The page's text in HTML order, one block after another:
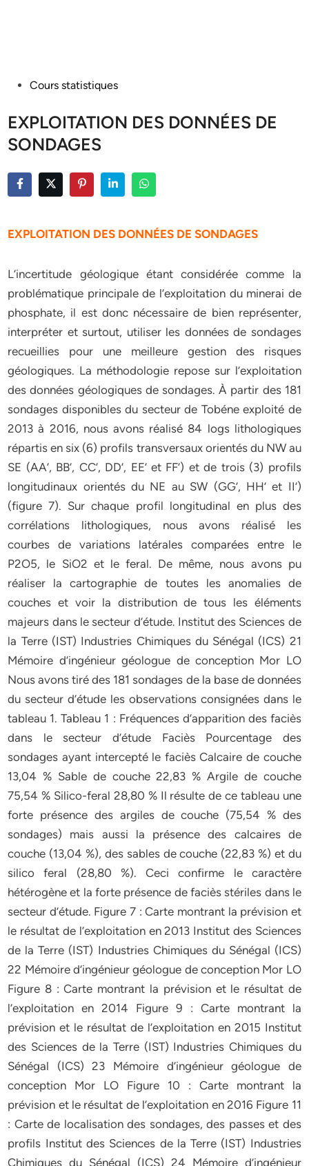
PostedCours statistiques
EXPLOITATION DES DONNÉES DE
SONDAGES
EXPLOITATION DES DONNÉES DE SONDAGES
L’incertitude géologique étant considérée comme la
problématique principale de l’exploitation du minerai de
phosphate, il est donc nécessaire de bien représenter,
interpréter et surtout, utiliser les données de sondages
recueillies pour une meilleure gestion des risques
géologiques. La méthodologie repose sur l’exploitation
des données géologiques de sondages. À partir des 181
sondages disponibles du secteur de Tobéne exploité de
2013 à 2016, nous avons réalisé 84 logs lithologiques
répartis en six (6) profils transversaux orientés du NW au
SE (AA’, BB’, CC’, DD’, EE’ et FF’) et de trois (3) profils
longitudinaux orientés du NE au SW (GG’, HH’ et II’)
(figure 7). Sur chaque profil longitudinal en plus des
corrélations lithologiques, nous avons réalisé les
courbes de variations latérales comparées entre le
P2O5, le SiO2 et le feral. De même, nous avons pu
réaliser la cartographie de toutes les anomalies de
couches et voir la distribution de tous les éléments
majeurs dans le secteur d’étude. Institut des Sciences de
la Terre (IST) Industries Chimiques du Sénégal (ICS) 21
Mémoire d’ingénieur géologue de conception Mor LO
Nous avons tiré des 181 sondages de la base de données
du secteur d’étude les observations consignées dans le
tableau 1. Tableau 1 : Fréquences d’apparition des faciès
dans le secteur d’étude Faciès Pourcentage des
sondages ayant intercepté le faciès Calcaire de couche
13,04 % Sable de couche 22,83 % Argile de couche
75,54 % Silico-feral 28,80 % Il résulte de ce tableau une
forte présence des argiles de couche (75,54 % des
sondages) mais aussi la présence des calcaires de
couche (13,04 %), des sables de couche (22,83 %) et du
silico feral (28,80 %). Ceci confirme le caractère
hétérogène et la forte présence de faciès stériles dans le
secteur d’étude. Figure 7 : Carte montrant la prévision et
le résultat de l’exploitation en 2013 Institut des Sciences
de la Terre (IST) Industries Chimiques du Sénégal (ICS)
22 Mémoire d’ingénieur géologue de conception Mor LO
Figure 8 : Carte montrant la prévision et le résultat de
l’exploitation en 2014 Figure 9 : Carte montrant la
prévision et le résultat de l’exploitation en 2015 Institut
des Sciences de la Terre (IST) Industries Chimiques du
Sénégal (ICS) 23 Mémoire d’ingénieur géologue de
conception Mor LO Figure 10 : Carte montrant la
prévision et le résultat de l’exploitation en 2016 Figure 11
: Carte de localisation des sondages, des passes et des
profils Institut des Sciences de la Terre (IST) Industries
Chimiques du Sénégal (ICS) 24 Mémoire d’ingénieur